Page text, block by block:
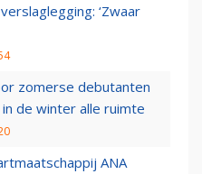
‘Zwaar
zomerse debutanten
in de winter alle ruimte
ANA